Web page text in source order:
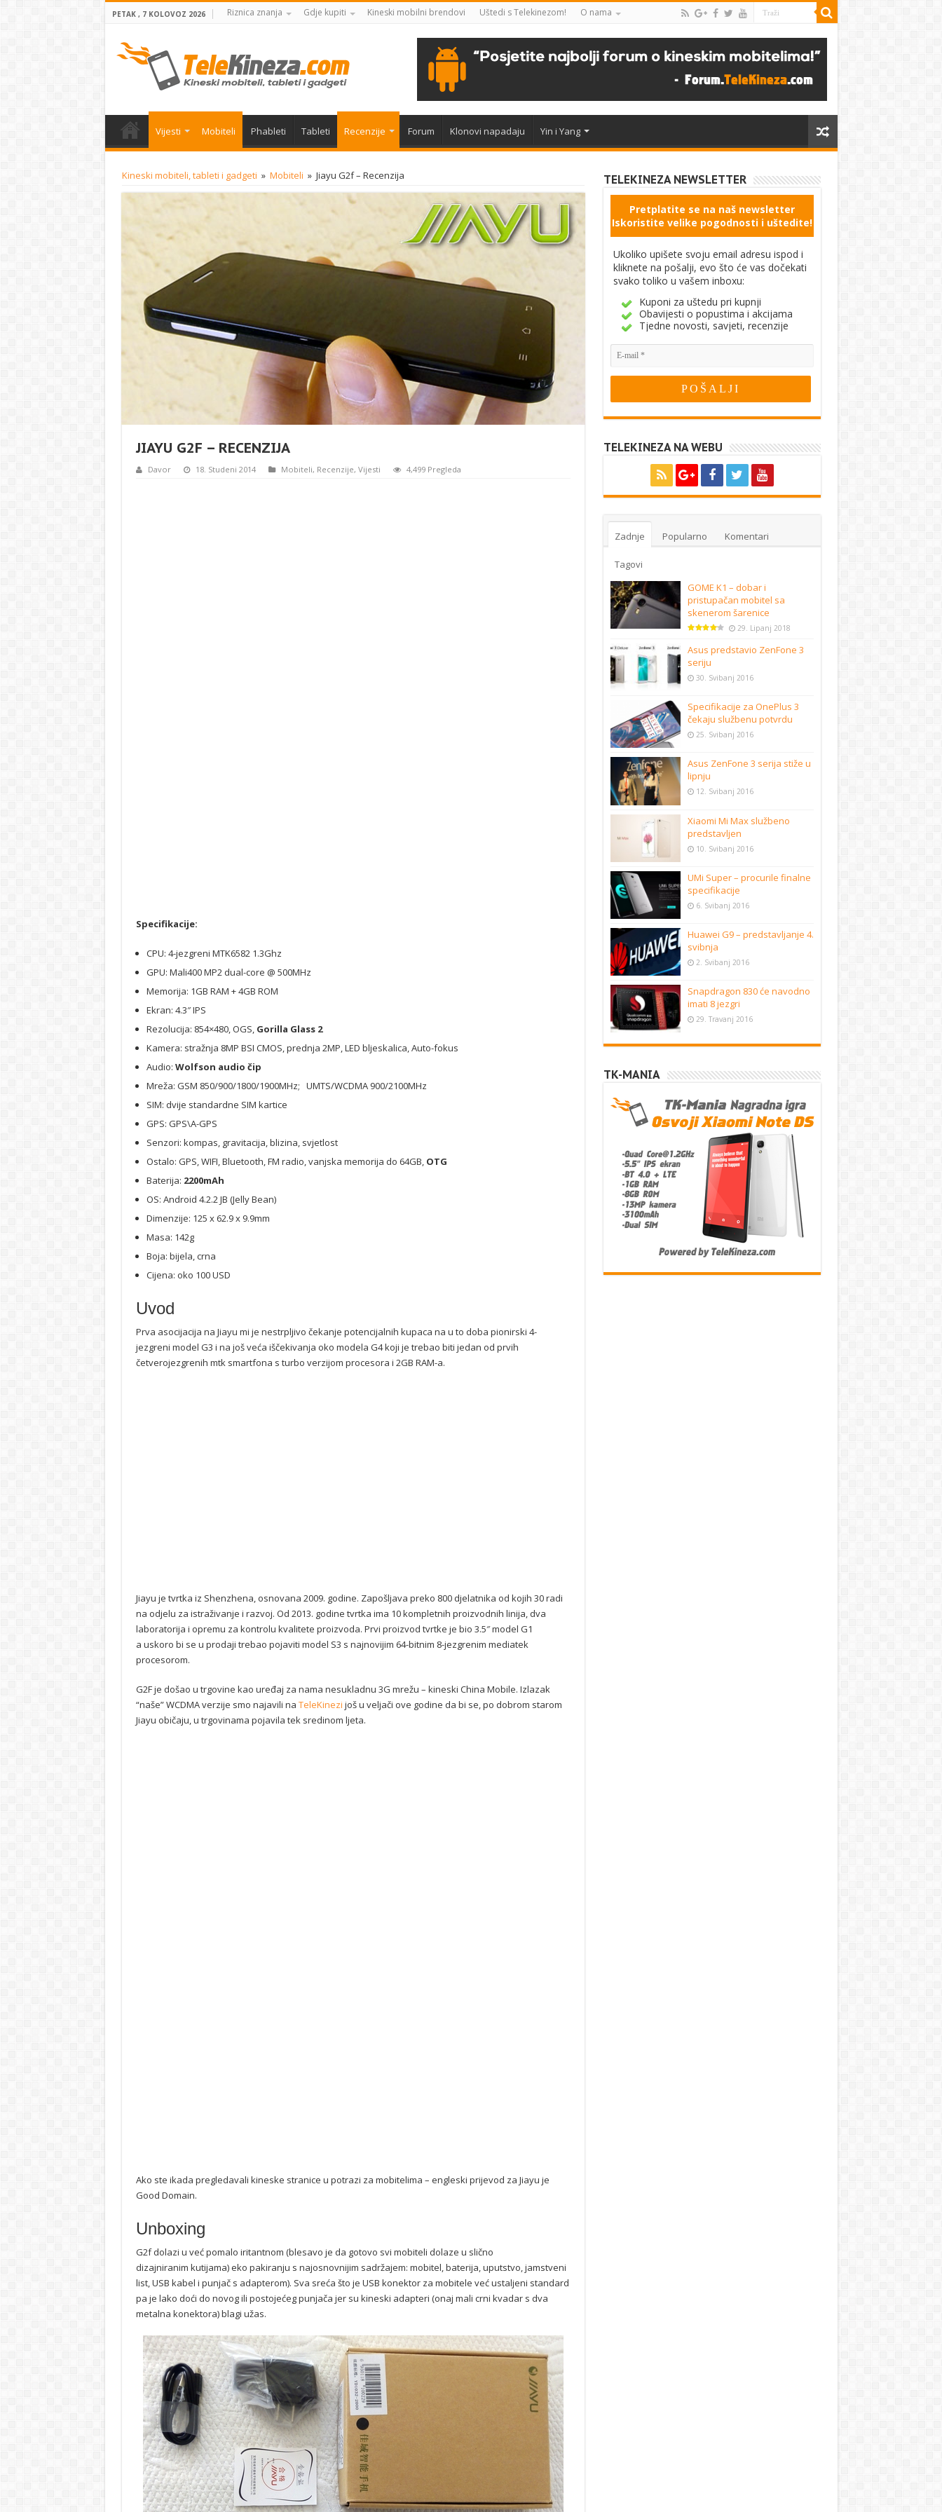
PETAK , 7 KOLOVOZ 2026 Riznica znanja Gdje kupiti Kineski mobilni brendovi Uštedi s Telekinezom! O nama
Vijesti Mobiteli Phableti Tableti Recenzije Forum Klonovi napadaju Yin i Yang
Kineski mobiteli, tableti i gadgeti » Mobiteli » Jiayu G2f – Recenzija
JIAYU G2F – RECENZIJA
Davor 18. Studeni 2014 Mobiteli, Recenzije, Vijesti 4,499 Pregleda
Specifikacije:
CPU: 4-jezgreni MTK6582 1.3Ghz
GPU: Mali400 MP2 dual-core @ 500MHz
Memorija: 1GB RAM + 4GB ROM
Ekran: 4.3″ IPS
Rezolucija: 854×480, OGS, Gorilla Glass 2
Kamera: stražnja 8MP BSI CMOS, prednja 2MP, LED bljeskalica, Auto-fokus
Audio: Wolfson audio čip
Mreža: GSM 850/900/1800/1900MHz; UMTS/WCDMA 900/2100MHz
SIM: dvije standardne SIM kartice
GPS: GPS\A-GPS
Senzori: kompas, gravitacija, blizina, svjetlost
Ostalo: GPS, WIFI, Bluetooth, FM radio, vanjska memorija do 64GB, OTG
Baterija: 2200mAh
OS: Android 4.2.2 JB (Jelly Bean)
Dimenzije: 125 x 62.9 x 9.9mm
Masa: 142g
Boja: bijela, crna
Cijena: oko 100 USD
Uvod
Prva asocijacija na Jiayu mi je nestrpljivo čekanje potencijalnih kupaca na u to doba pionirski 4-
jezgreni model G3 i na još veća iščekivanja oko modela G4 koji je trebao biti jedan od prvih
četverojezgrenih mtk smartfona s turbo verzijom procesora i 2GB RAM-a.
Jiayu je tvrtka iz Shenzhena, osnovana 2009. godine. Zapošljava preko 800 djelatnika od kojih 30 radi
na odjelu za istraživanje i razvoj. Od 2013. godine tvrtka ima 10 kompletnih proizvodnih linija, dva
laboratorija i opremu za kontrolu kvalitete proizvoda. Prvi proizvod tvrtke je bio 3.5″ model G1
a uskoro bi se u prodaji trebao pojaviti model S3 s najnovijim 64-bitnim 8-jezgrenim mediatek
procesorom.
G2F je došao u trgovine kao uređaj za nama nesukladnu 3G mrežu – kineski China Mobile. Izlazak
“naše” WCDMA verzije smo najavili na TeleKinezi još u veljači ove godine da bi se, po dobrom starom
Jiayu običaju, u trgovinama pojavila tek sredinom ljeta.
Ako ste ikada pregledavali kineske stranice u potrazi za mobitelima – engleski prijevod za Jiayu je
Good Domain.
Unboxing
G2f dolazi u već pomalo iritantnom (blesavo je da gotovo svi mobiteli dolaze u slično
dizajniranim kutijama) eko pakiranju s najosnovnijim sadržajem: mobitel, baterija, uputstvo, jamstveni
list, USB kabel i punjač s adapterom). Sva sreća što je USB konektor za mobitele već ustaljeni standard
pa je lako doći do novog ili postojećeg punjača jer su kineski adapteri (onaj mali crni kvadar s dva
metalna konektora) blagi užas.
TELEKINEZA NEWSLETTER
Pretplatite se na naš newsletter
Iskoristite velike pogodnosti i uštedite!
Ukoliko upišete svoju email adresu ispod i
kliknete na pošalji, evo što će vas dočekati
svako toliko u vašem inboxu:
Kuponi za uštedu pri kupnji
Obavijesti o popustima i akcijama
Tjedne novosti, savjeti, recenzije
TELEKINEZA NA WEBU
Zadnje Popularno Komentari
Tagovi
GOME K1 – dobar i
pristupačan mobitel sa
skenerom šarenice
29. Lipanj 2018
Asus predstavio ZenFone 3
seriju
30. Svibanj 2016
Specifikacije za OnePlus 3
čekaju službenu potvrdu
25. Svibanj 2016
Asus ZenFone 3 serija stiže u
lipnju
12. Svibanj 2016
Xiaomi Mi Max službeno
predstavljen
10. Svibanj 2016
UMi Super – procurile finalne
specifikacije
6. Svibanj 2016
Huawei G9 – predstavljanje 4.
svibnja
2. Svibanj 2016
Snapdragon 830 će navodno
imati 8 jezgri
29. Travanj 2016
TK-MANIA